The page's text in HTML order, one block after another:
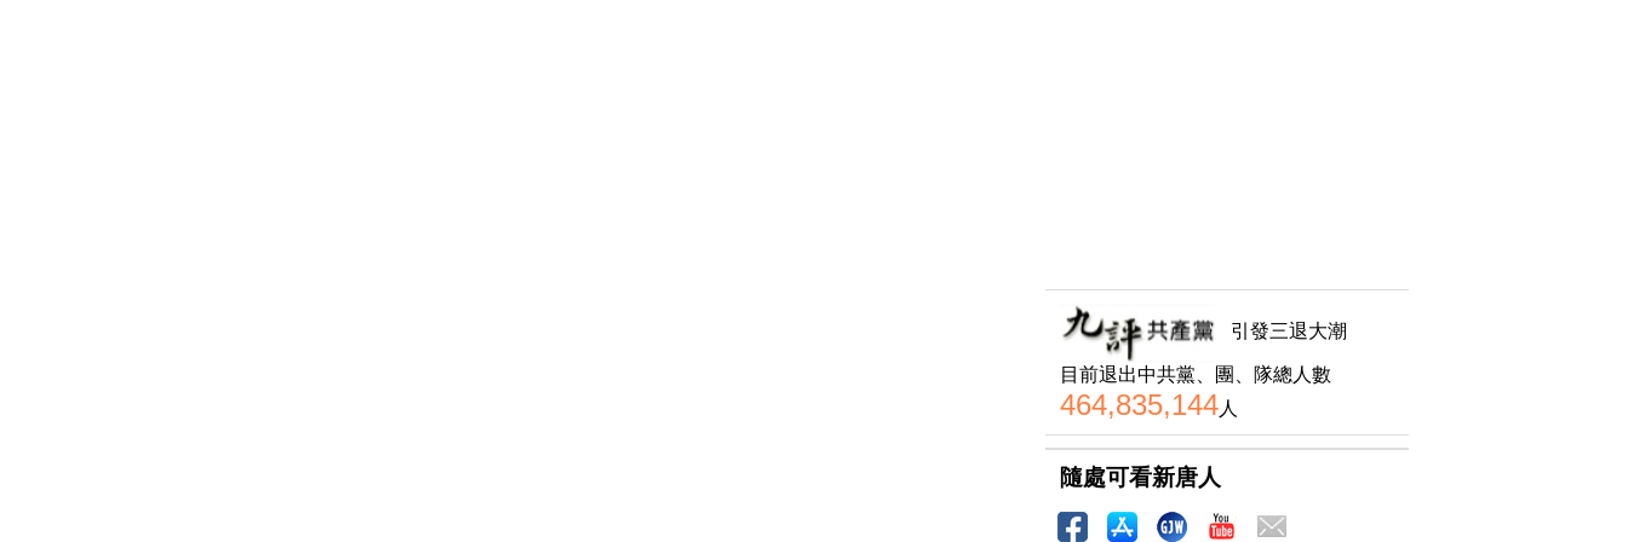
引發三退大潮
目前退出中共黨、團、隊總人數
464,835,144人
隨處可看新唐人